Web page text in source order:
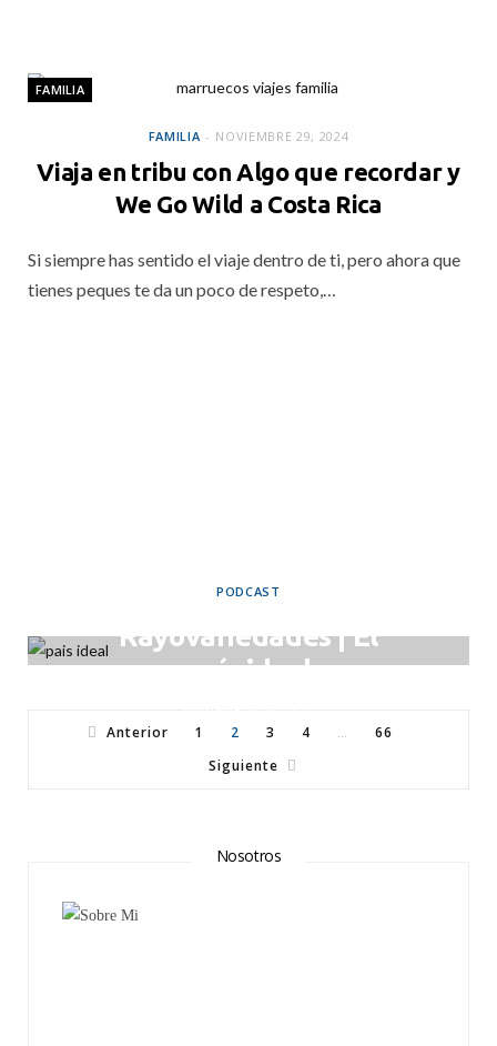
FAMILIA
FAMILIA NOVIEMBRE 29, 2024
Viaja en tribu con Algo que recordar y
We Go Wild a Costa Rica
Si siempre has sentido el viaje dentro de ti, pero ahora que
tienes peques te da un poco de respeto,…
PODCAST
Rayovariedades | El
país ideal
Anterior 1 2 3 4 …
66
Siguiente
Nosotros